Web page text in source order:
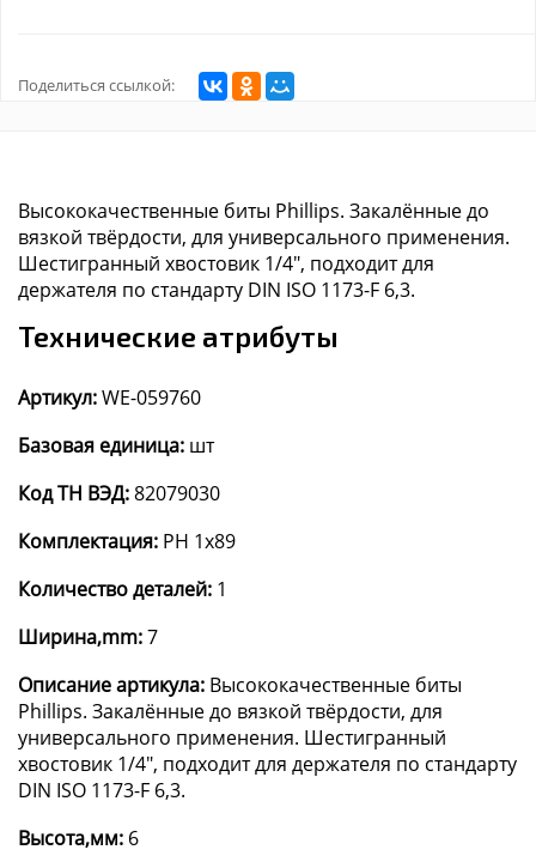
Поделиться ссылкой:
Высококачественные биты Phillips. Закалённые до
вязкой твёрдости, для универсального применения.
Шестигранный хвостовик 1/4", подходит для
держателя по стандарту DIN ISO 1173-F 6,3.
Технические атрибуты
Артикул:WE-059760
Базовая единица: шт
Код ТН ВЭД:82079030
Комплектация: PH 1x89
Количество деталей: 1
Ширина,mm:7
Описание артикула: Высококачественные биты
Phillips. Закалённые до вязкой твёрдости, для
универсального применения. Шестигранный
хвостовик 1/4", подходит для держателя по стандарту
DIN ISO 1173-F 6,3.
Высота,мм: 6